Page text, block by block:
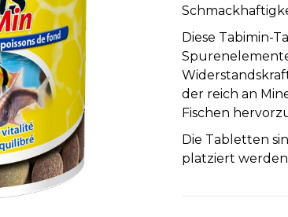
Diese Tabimin-
der reich an
Fischen
Die Tabletten
platziert